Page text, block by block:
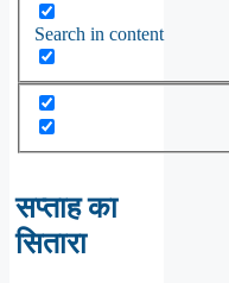
Search in content
सप्ताह का
सितारा